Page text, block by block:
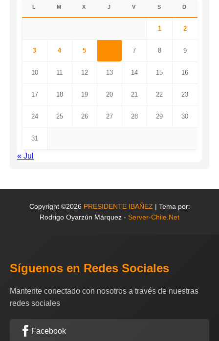
L M X J V S D
1 2
3 4 5 7 8 9
10 11 12 13 14 15 16
17 18 19 20 21 22 23
24 25 26 27 28 29 30
31
« Jul
Copyright ©2026 PRESIDENTE IBAÑEZ | Tema por:
Rodrigo Oyarzún Márquez - Server-Chile.Net
Síguenos en Redes Sociales
Mantente conectado con nosotros a través de nuestras
redes sociales
Facebook